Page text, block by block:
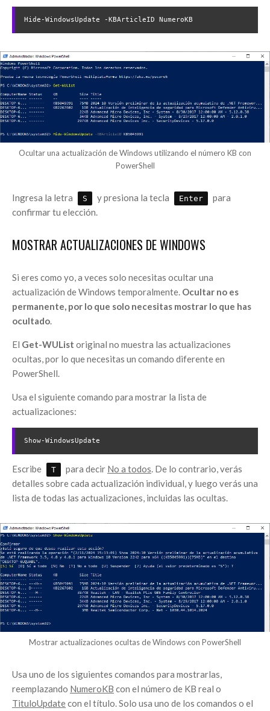
Hide-WindowsUpdate -KBArticleID NumeroKB
Ocultar una actualización de Windows utilizando el número KB con
PowerShell
Ingresa la letra S y presiona la tecla Enter
para
confirmar tu elección.
MOSTRAR ACTUALIZACIONES DE WINDOWS
Si eres como yo, a veces solo necesitas ocultar una
actualización de Windows temporalmente. Ocultar no es
permanente, por lo que solo necesitas mostrar lo que has
ocultado
El Get-WUList original no muestra las actualizaciones
ocultas, por lo que necesitas un comando diferente en
PowerShell.
Usa el siguiente comando para mostrar la lista de
actualizaciones:
Show-WindowsUpdate
Escribe T para decir No a todos. De lo contrario, verás
detalles sobre cada actualización individual, y luego verás una
lista de todas las actualizaciones, incluidas las ocultas.
Mostrar actualizaciones ocultas de Windows con PowerShell
Usa uno de los siguientes comandos para mostrarlas,
reemplazando NumeroKB con el número de KB real o
TituloUpdatecon el título. Solo usa uno de los comandos o el